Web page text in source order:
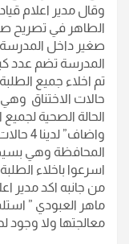
وقال مدير اعلام
الطاهر في تصريح
صغير داخل
المدرسة تضم عدد
تم اخلاء جميع
حالات الاختناق
الحالة الصحية
المحافظة وهي
اسرعوا باخلاء
من جانبه اكد مدير
ماهر العبودي ”
معالجتها ولا وجود